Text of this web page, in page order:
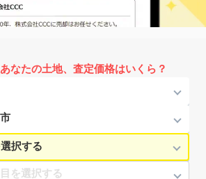
あなたの土地、査定価格はいくら？